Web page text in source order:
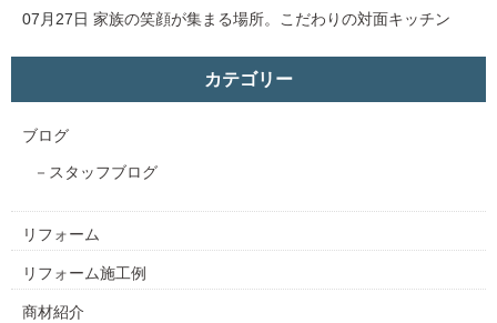
07月27日 家族の笑顔が集まる場所。こだわりの対面キッチン
カテゴリー
ブログ
スタッフブログ
リフォーム
リフォーム施工例
商材紹介